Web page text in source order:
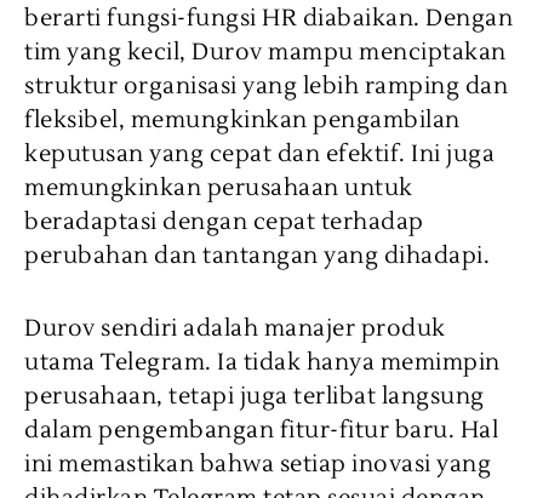
berarti fungsi-fungsi HR diabaikan. Dengan
tim yang kecil, Durov mampu menciptakan
struktur organisasi yang lebih ramping dan
fleksibel, memungkinkan pengambilan
keputusan yang cepat dan efektif. Ini juga
memungkinkan perusahaan untuk
beradaptasi dengan cepat terhadap
perubahan dan tantangan yang dihadapi.
Durov sendiri adalah manajer produk
utama Telegram. Ia tidak hanya memimpin
perusahaan, tetapi juga terlibat langsung
dalam pengembangan fitur-fitur baru. Hal
ini memastikan bahwa setiap inovasi yang